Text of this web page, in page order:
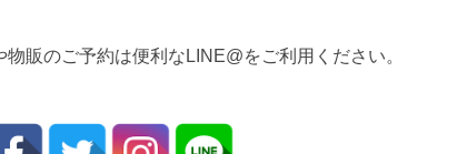
販のご予約は便利なLINE@をご利用ください。